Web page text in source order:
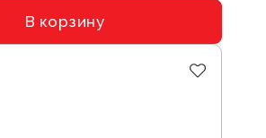
В корзину